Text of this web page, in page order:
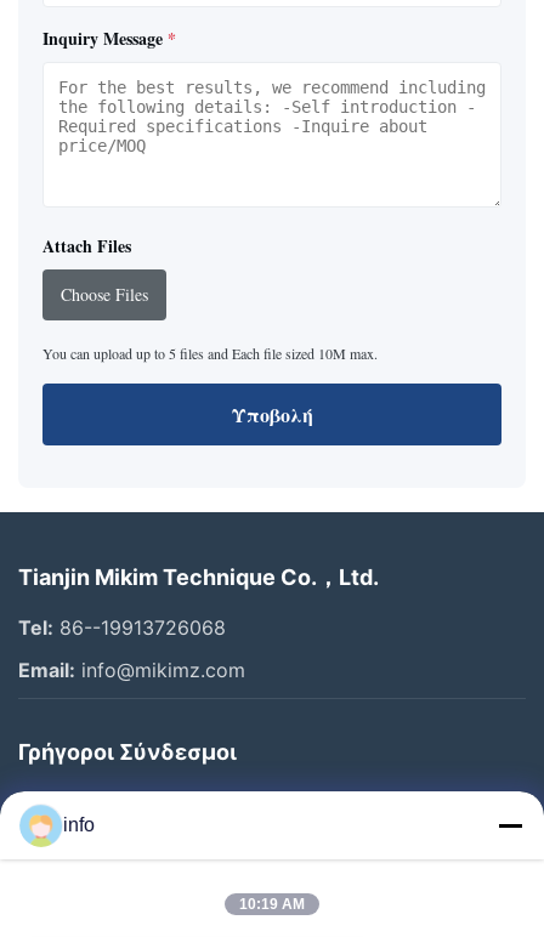
Inquiry Message *
Attach Files
Choose Files
You can upload up to 5 files and Each file sized 10M max.
Υποβολή
Tianjin Mikim Technique Co.，Ltd.
Tel: 86--19913726068
Email: info@mikimz.com
Γρήγοροι Σύνδεσμοι
Αρχική
Προϊόντα
info
10:19 AM